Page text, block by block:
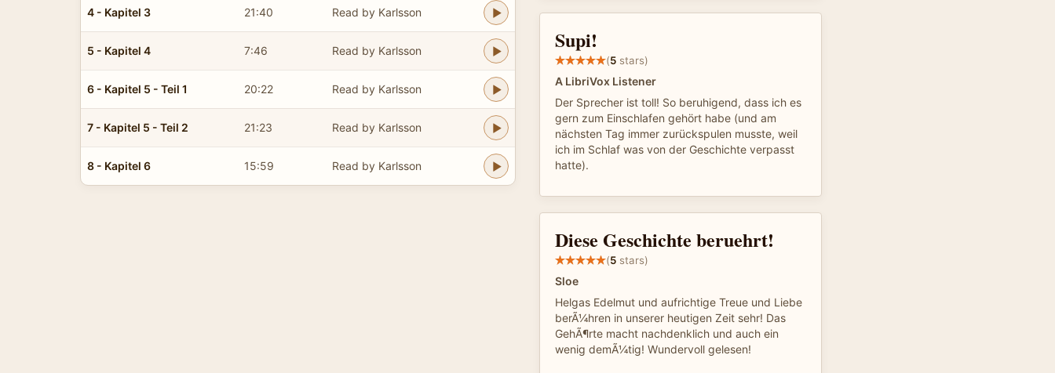
4 - Kapitel 3 21:40 Read by Karlsson
5 - Kapitel 4 7:46 Read by Karlsson
6 - Kapitel 5 - Teil 1 20:22 Read by Karlsson
7 - Kapitel 5 - Teil 2 21:23 Read by Karlsson
8 - Kapitel 6 15:59 Read by Karlsson
Supi!
(5 stars)
A LibriVox Listener
Der Sprecher ist toll! So beruhigend, dass ich es
gern zum Einschlafen gehört habe (und am
nächsten Tag immer zurückspulen musste, weil
ich im Schlaf was von der Geschichte verpasst
hatte).
Diese Geschichte beruehrt!
(5 stars)
Sloe
Helgas Edelmut und aufrichtige Treue und Liebe
berÃ¼hren in unserer heutigen Zeit sehr! Das
GehÃ¶rte macht nachdenklich und auch ein
wenig demÃ¼tig! Wundervoll gelesen!